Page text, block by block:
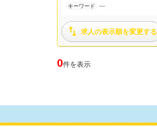
キーワード ---
 求人の表示順を変更する
0件を表示